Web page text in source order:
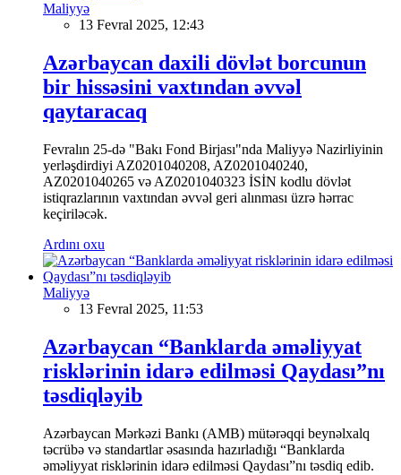
Maliyyə
13 Fevral 2025, 12:43
Azərbaycan daxili dövlət borcunun
bir hissəsini vaxtından əvvəl
qaytaracaq
Fevralın 25-də "Bakı Fond Birjası"nda Maliyyə Nazirliyinin
yerləşdirdiyi AZ0201040208, AZ0201040240,
AZ0201040265 və AZ0201040323 İSİN kodlu dövlət
istiqrazlarının vaxtından əvvəl geri alınması üzrə hərrac
keçiriləcək.
Ardını oxu
Maliyyə
13 Fevral 2025, 11:53
Azərbaycan “Banklarda əməliyyat
risklərinin idarə edilməsi Qaydası”nı
təsdiqləyib
Azərbaycan Mərkəzi Bankı (AMB) mütərəqqi beynəlxalq
təcrübə və standartlar əsasında hazırladığı “Banklarda
əməliyyat risklərinin idarə edilməsi Qaydası”nı təsdiq edib.